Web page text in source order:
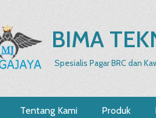
BIMA
Spesialis Pagar BRC dan
Tentang Kami Produk